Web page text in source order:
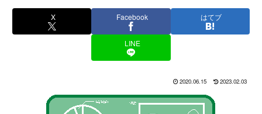
X Facebook はてブ
LINE
2020.06.15 2023.02.03